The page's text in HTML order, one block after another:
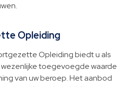
Opleiding
Opleiding biedt u als
toegevoegde waarde
van uw beroep. Het aanbod